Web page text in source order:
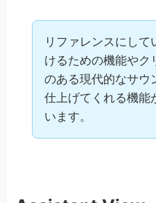
リファレンスにして
けるための機能やク
のある現代的なサウ
仕上げてくれる機能
います。